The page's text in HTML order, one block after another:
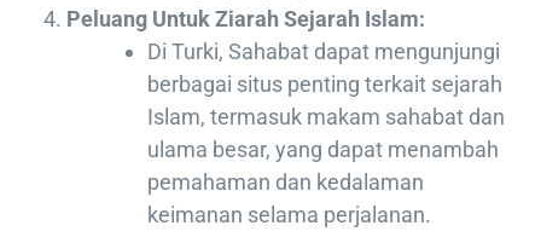
Peluang Untuk Ziarah Sejarah Islam:
Di Turki, Sahabat dapat mengunjungi
berbagai situs penting terkait sejarah
Islam, termasuk makam sahabat dan
ulama besar, yang dapat menambah
pemahaman dan kedalaman
keimanan selama perjalanan.